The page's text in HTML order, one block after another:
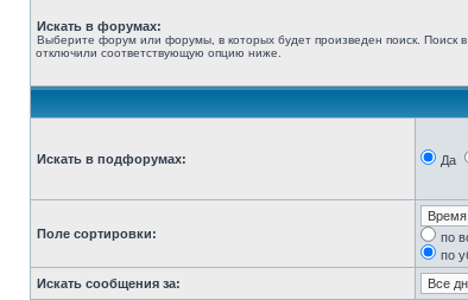
Искать в форумах:
Выберите форум или форумы, в которых будет произведен поиск. Поиск
отключили соответствующую опцию ниже.
Искать в подфорумах: Да
Поле сортировки:
по
по
Искать сообщения за: